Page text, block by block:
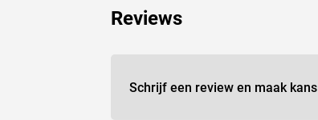
Reviews
Schrijf een review en maak